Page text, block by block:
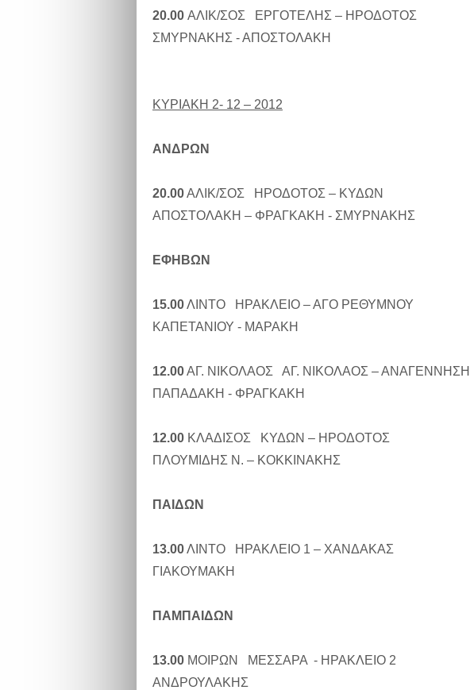
20.00 ΑΛΙΚ/ΣΟΣ ΕΡΓΟΤΕΛΗΣ – ΗΡΟΔΟΤΟΣ
ΣΜΥΡΝΑΚΗΣ - ΑΠΟΣΤΟΛΑΚΗ
ΚΥΡΙΑΚΗ 2- 12 – 2012
ΑΝΔΡΩΝ
20.00ΑΛΙΚ/ΣΟΣ ΗΡΟΔΟΤΟΣ – ΚΥΔΩΝ
ΑΠΟΣΤΟΛΑΚΗ – ΦΡΑΓΚΑΚΗ - ΣΜΥΡΝΑΚΗΣ
ΕΦΗΒΩΝ
15.00ΛΙΝΤΟ ΗΡΑΚΛΕΙΟ – ΑΓΟ ΡΕΘΥΜΝΟΥ
ΚΑΠΕΤΑΝΙΟΥ - ΜΑΡΑΚΗ
12.00ΑΓ. ΝΙΚΟΛΑΟΣ ΑΓ. ΝΙΚΟΛΑΟΣ – ΑΝΑΓΕΝΝΗΣΗ
ΠΑΠΑΔΑΚΗ - ΦΡΑΓΚΑΚΗ
12.00 ΚΛΑΔΙΣΟΣ ΚΥΔΩΝ – ΗΡΟΔΟΤΟΣ
ΠΛΟΥΜΙΔΗΣ Ν. – ΚΟΚΚΙΝΑΚΗΣ
ΠΑΙΔΩΝ
13.00ΛΙΝΤΟ ΗΡΑΚΛΕΙΟ 1 – ΧΑΝΔΑΚΑΣ
ΓΙΑΚΟΥΜΑΚΗ
ΠΑΜΠΑΙΔΩΝ
13.00 ΜΟΙΡΩΝ ΜΕΣΣΑΡΑ - ΗΡΑΚΛΕΙΟ 2
ΑΝΔΡΟΥΛΑΚΗΣ